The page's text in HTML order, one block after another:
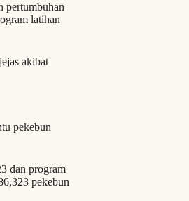
pertumbuhan
latihan
akibat
pekebun
dan program
pekebun